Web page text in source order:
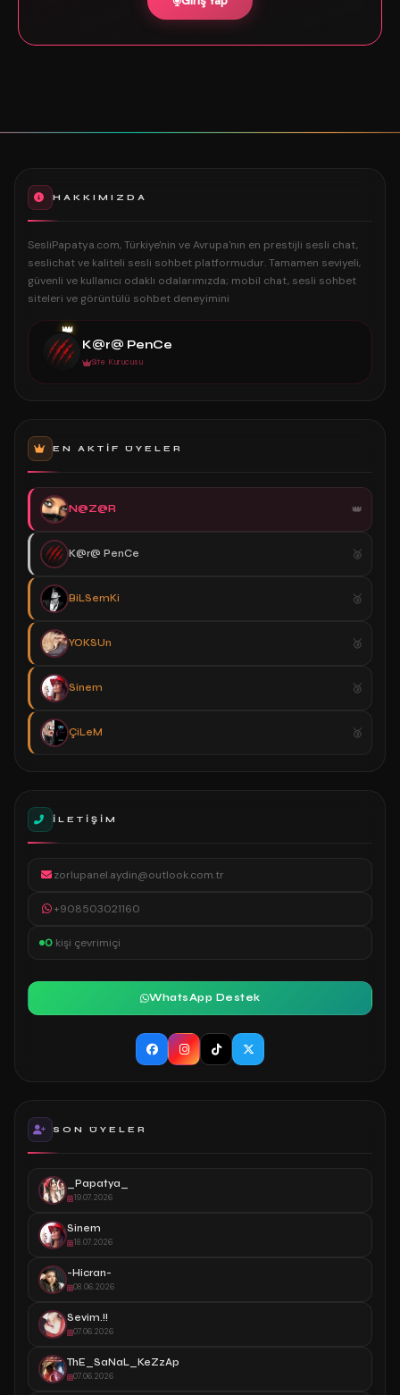
HAKKIMIZDA
SesliPapatya.com, Türkiye'nin ve Avrupa'nın en prestijli sesli chat,
seslichat ve kaliteli sesli sohbet platformudur. Tamamen seviyeli,
güvenli ve kullanıcı odaklı odalarımızda; mobil chat, sesli sohbet
siteleri ve görüntülü sohbet deneyimini
👑
K@r@ PenCe
Site Kurucusu
EN AKTIF ÜYELER
N@Z@R
K@r@ PenCe
BiLSemKi
YOKSUn
Sinem
ÇiLeM
İLETIŞIM
zorlupanel.aydin@outlook.com.tr
+908503021160
0 kişi çevrimiçi
WhatsApp Destek
SON ÜYELER
_Papatya_
19.07.2026
Sinem
18.07.2026
-Hicran-
08.06.2026
Sevim.!!
07.06.2026
ThE_SaNaL_KeZzAp
07.06.2026